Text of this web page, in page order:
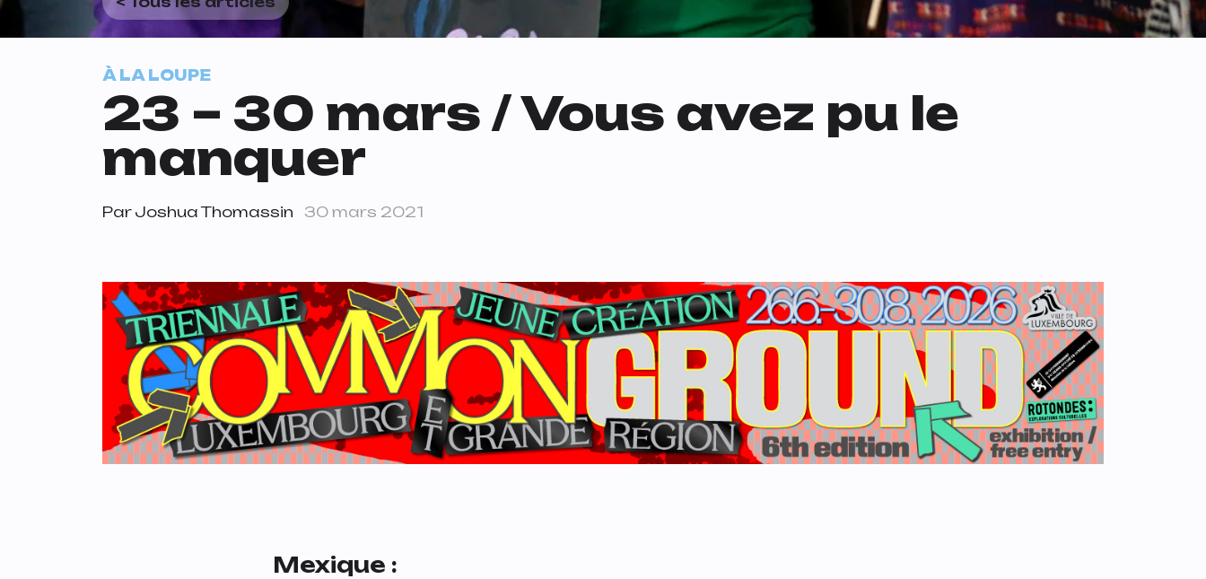
À LA LOUPE
23 – 30 mars / Vous avez pu le
manquer
Par Joshua Thomassin 30 mars 2021
Mexique :